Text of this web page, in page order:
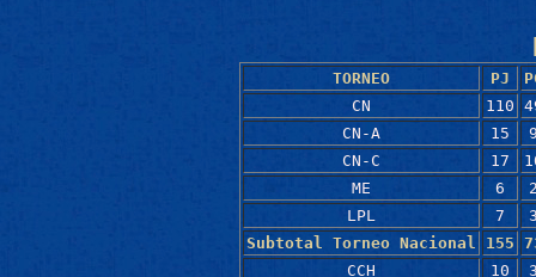
TORNEO PJ
CN
110
CN-A
15
CN-C
17
ME
6
LPL
7
Subtotal Torneo Nacional
155
CCH
10